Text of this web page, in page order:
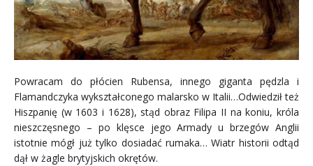
Powracam do płócien Rubensa, innego giganta pędzla i
Flamandczyka wykształconego malarsko w Italii…Odwiedził też
Hiszpanię (w 1603 i 1628), stąd obraz Filipa II na koniu, króla
nieszczęsnego – po klęsce jego Armady u brzegów Anglii
istotnie mógł już tylko dosiadać rumaka… Wiatr historii odtąd
dął w żagle brytyjskich okrętów.